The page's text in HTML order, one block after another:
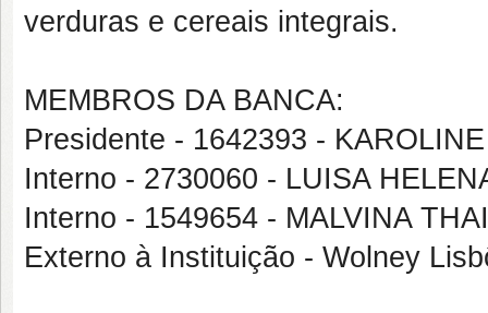
verduras e cereais integrais.
MEMBROS DA BANCA:
Presidente - 1642393 -
Interno - 2730060 - LUISA
Interno - 1549654 - MALVINA
Externo à Instituição - Wolney